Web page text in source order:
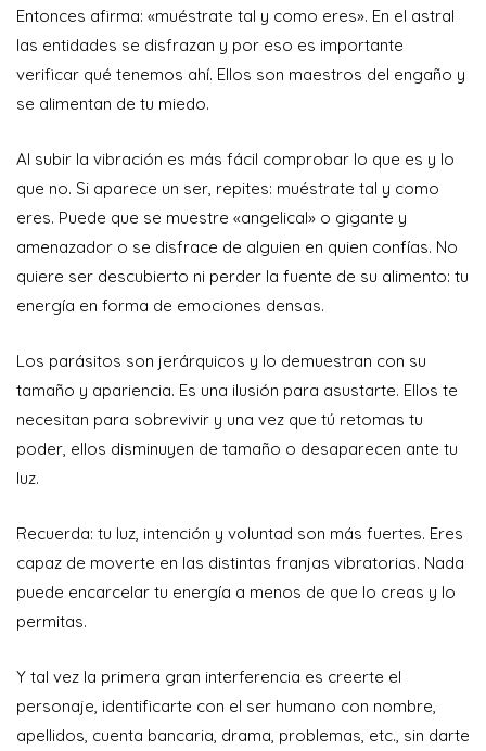
Entonces afirma: «muéstrate tal y como eres». En el astral
las entidades se disfrazan y por eso es importante
verificar qué tenemos ahí. Ellos son maestros del engaño y
se alimentan de tu miedo.
Al subir la vibración es más fácil comprobar lo que es y lo
que no. Si aparece un ser, repites: muéstrate tal y como
eres. Puede que se muestre «angelical» o gigante y
amenazador o se disfrace de alguien en quien confías. No
quiere ser descubierto ni perder la fuente de su alimento: tu
energía en forma de emociones densas.
Los parásitos son jerárquicos y lo demuestran con su
tamaño y apariencia. Es una ilusión para asustarte. Ellos te
necesitan para sobrevivir y una vez que tú retomas tu
poder, ellos disminuyen de tamaño o desaparecen ante tu
luz.
Recuerda: tu luz, intención y voluntad son más fuertes. Eres
capaz de moverte en las distintas franjas vibratorias. Nada
puede encarcelar tu energía a menos de que lo creas y lo
permitas.
Y tal vez la primera gran interferencia es creerte el
personaje, identificarte con el ser humano con nombre,
apellidos, cuenta bancaria, drama, problemas, etc., sin darte